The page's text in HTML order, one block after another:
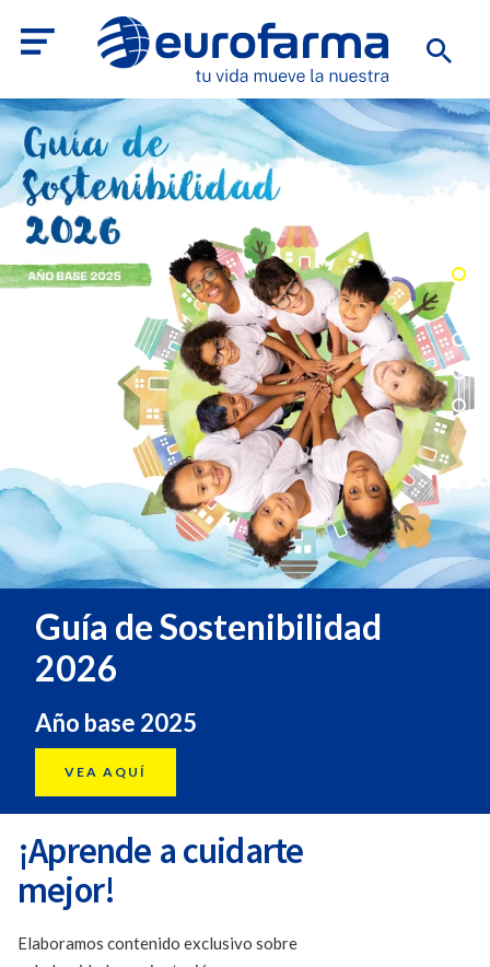
Guía de Sostenibilidad
2026
Año base 2025
VEA AQUÍ
¡Aprende a cuidarte
mejor!
Elaboramos contenido exclusivo sobre